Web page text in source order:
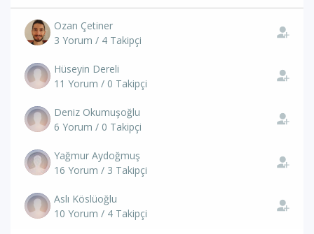
Ozan Çetiner
3 Yorum / 4 Takipçi
Hüseyin Dereli
11 Yorum / 0 Takipçi
Deniz Okumuşoğlu
6 Yorum / 0 Takipçi
Yağmur Aydoğmuş
16 Yorum / 3 Takipçi
Aslı Köslüoğlu
10 Yorum / 4 Takipçi